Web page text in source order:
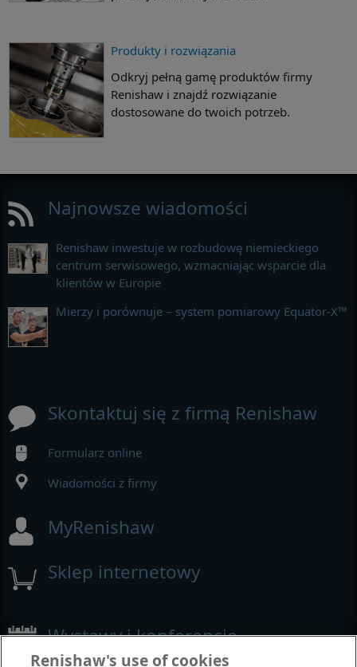
Produkty i rozwiązania
Odkryj pełną gamę produktów firmy
Renishaw i znajdź rozwiązanie
dostosowane do twoich potrzeb.
Najnowsze wiadomości
Renishaw inwestuje w rozbudowę niemieckiego
centrum serwisowego, wzmacniając wsparcie dla
klientów w Europie
Mierzy i porównuje – system pomiarowy Equator-X™
Skontaktuj się z firmą Renishaw
Formularz online
Wiadomości z firmy
MyRenishaw
Sklep internetowy
Wystawy i konferencje
Renishaw's use of cookies